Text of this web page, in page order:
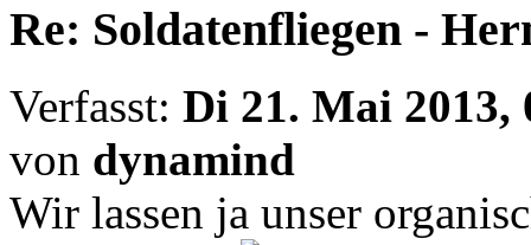
Re: Soldatenfliegen -
Verfasst: Di 21. Mai 2013,
von dynamind
Wir lassen ja unser